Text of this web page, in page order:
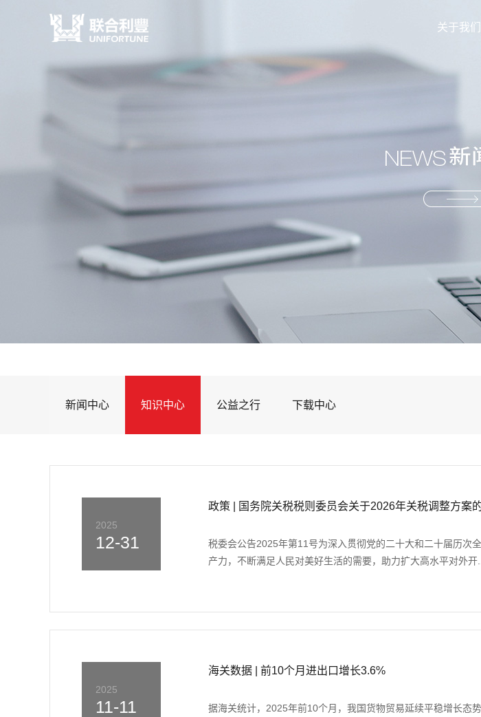
关于我们
新闻中心 知识中心 公益之行 下载中心
2025
12-31
政策 | 国务院关税税则委员会关于2026年关税调整方案
税委会公告2025年第11号为深入贯彻党的二十大和二十届历次
产力，不断满足人民对美好生活的需要，助力扩大高水平对外开...
2025
11-11
海关数据 | 前10个月进出口增长3.6%
据海关统计，2025年前10个月，我国货物贸易延续平稳增长态